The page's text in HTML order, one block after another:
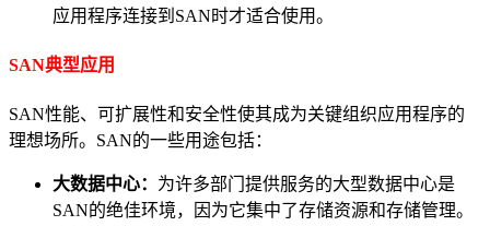
应用程序连接到SAN时才适合使用。
SAN典型应用
SAN性能、可扩展性和安全性使其成为关键组织应用程序的
理想场所。SAN的一些用途包括：
大数据中心： 为许多部门提供服务的大型数据中心是
SAN的绝佳环境，因为它集中了存储资源和存储管理。